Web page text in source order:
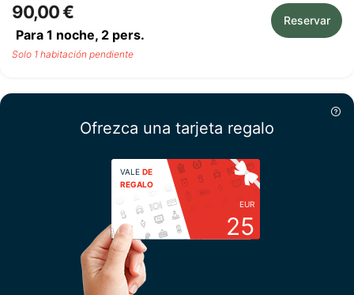
90,00 €
Para 1 noche, 2 pers.
Reservar
Solo 1 habitación pendiente
Ofrezca una tarjeta regalo
VALE DE
REGALO
EUR
25